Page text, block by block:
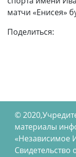
матчи «Енисея»
Поделиться:
©
материалы
«Независимое